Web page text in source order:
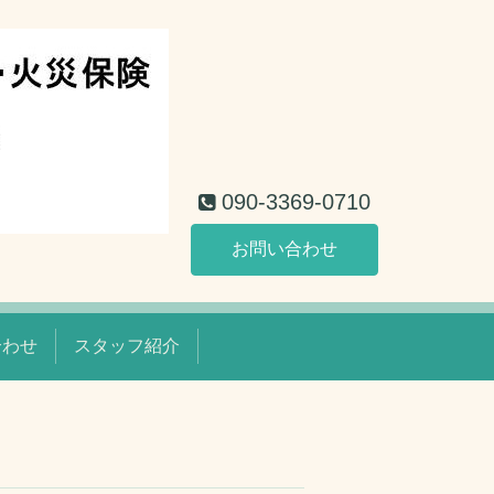
090-3369-0710
お問い合わせ
せ スタッフ紹介